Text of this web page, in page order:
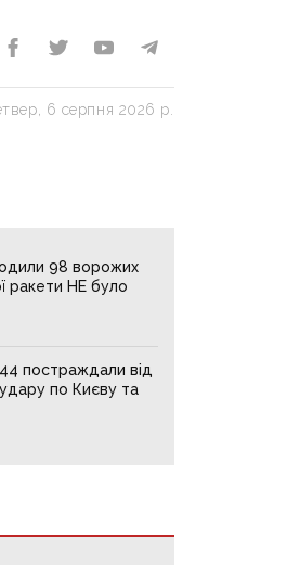
6 серпня 2026 р.
98 ворожих
ракети НЕ було
постраждали від
по Києву та